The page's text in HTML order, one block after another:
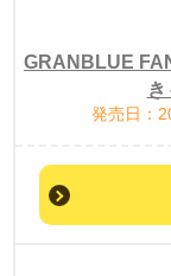
GRANBLUE
発売日：